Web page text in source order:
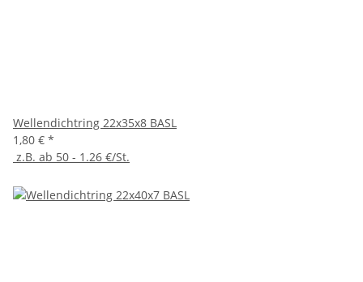
Wellendichtring 22x35x8 BASL
1,80 € *
z.B. ab 50 - 1.26 €/St.